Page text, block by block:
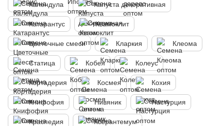
Календула Капуста декоративная
Катарантус Квамоклит
Цветочные смеси Кларкия Клеома
Статица Кобея Колеус
Кортадерия Космея Кохия
Книфофия Нивяник Настурция
Краспедия Ксерантемум